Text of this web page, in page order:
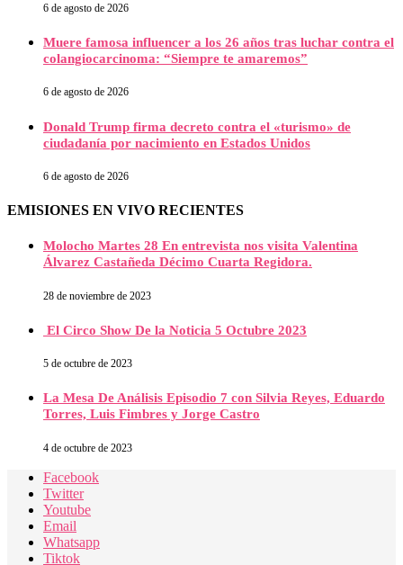
6 de agosto de 2026
Muere famosa influencer a los 26 años tras luchar contra el
colangiocarcinoma: “Siempre te amaremos”
6 de agosto de 2026
Donald Trump firma decreto contra el «turismo» de
ciudadanía por nacimiento en Estados Unidos
6 de agosto de 2026
EMISIONES EN VIVO RECIENTES
Molocho Martes 28 En entrevista nos visita Valentina
Álvarez Castañeda Décimo Cuarta Regidora.
28 de noviembre de 2023
El Circo Show De la Noticia 5 Octubre 2023
5 de octubre de 2023
La Mesa De Análisis Episodio 7 con Silvia Reyes, Eduardo
Torres, Luis Fimbres y Jorge Castro
4 de octubre de 2023
Facebook
Twitter
Youtube
Email
Whatsapp
Tiktok